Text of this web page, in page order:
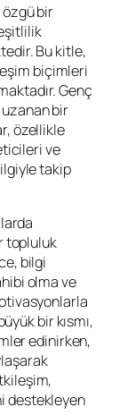
bir
Bu kitle,
biçimleri
Genç
bir
özellikle
ve
takip
topluluk
bilgi
olma ve
bir kısmı,
edinirken,
destekleyen